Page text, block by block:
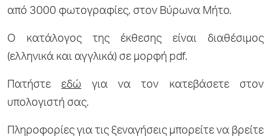
από 3000 φωτογραφίες, στον Βύρωνα Μήτο.
Ο κατάλογος της έκθεσης είναι διαθέσιμος
(ελληνικά και αγγλικά) σε μορφή pdf.
Πατήστε εδώ για να τον κατεβάσετε στον
υπολογιστή σας.
Πληροφορίες για τις ξεναγήσεις μπορείτε να βρείτε